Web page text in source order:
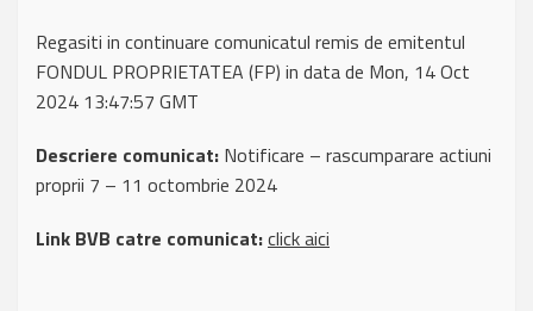
Regasiti in continuare comunicatul remis de emitentul
FONDUL PROPRIETATEA (FP) in data de Mon, 14 Oct
2024 13:47:57 GMT
Descriere comunicat: Notificare – rascumparare actiuni
proprii 7 – 11 octombrie 2024
Link BVB catre comunicat:click aici